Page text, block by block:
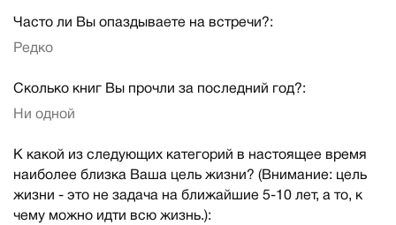
Часто ли Вы опаздываете на встречи?:
Редко
Сколько книг Вы прочли за последний год?:
Ни одной
К какой из следующих категорий в настоящее время
наиболее близка Ваша цель жизни? (Внимание: цель
жизни - это не задача на ближайшие 5-10 лет, а то, к
чему можно идти всю жизнь.):